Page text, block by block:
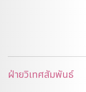
ฝ่ายวิเทศสัมพันธ์